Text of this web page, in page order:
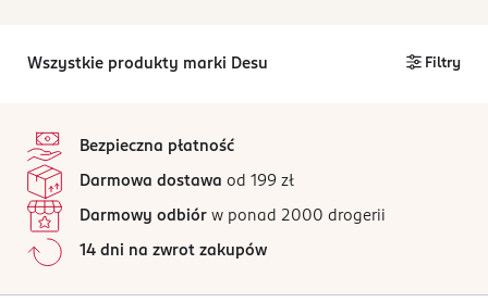
Wszystkie produkty marki Desu Filtry
Bezpieczna płatność
Darmowa dostawa od 199 zł
Darmowy odbiór w ponad 2000 drogerii
14 dni na zwrot zakupów